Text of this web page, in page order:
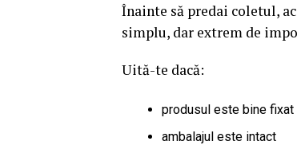
Înainte să predai coletul,
simplu, dar extrem de
Uită-te dacă:
produsul este bine fixat
ambalajul este intact